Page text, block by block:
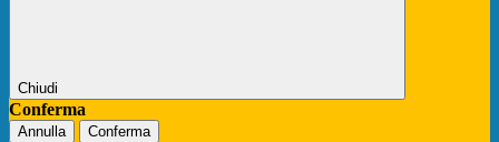
Chiudi
Conferma
Annulla Conferma